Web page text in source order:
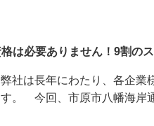
資格は必要ありません！9割